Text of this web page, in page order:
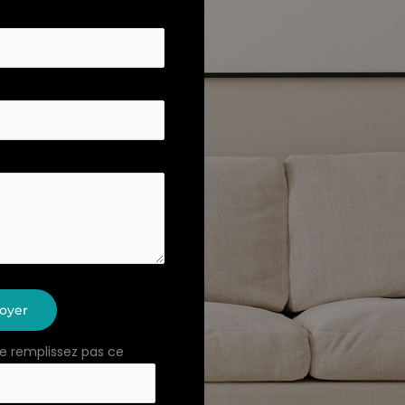
remplissez pas ce